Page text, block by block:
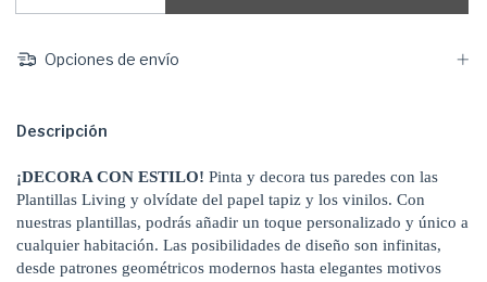
Opciones de envío
Descripción
¡DECORA CON ESTILO! Pinta y decora tus paredes con las
Plantillas Living y olvídate del papel tapiz y los vinilos. Con
nuestras plantillas, podrás añadir un toque personalizado y único a
cualquier habitación. Las posibilidades de diseño son infinitas,
desde patrones geométricos modernos hasta elegantes motivos